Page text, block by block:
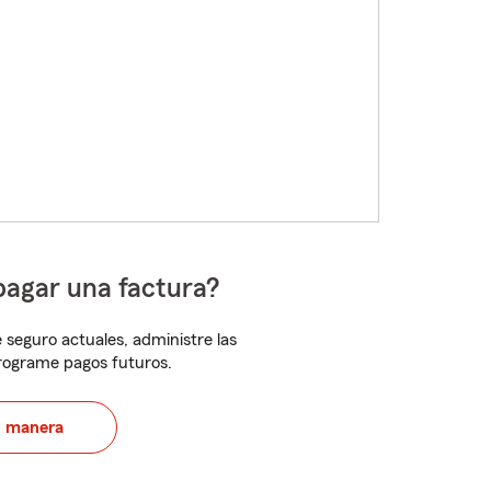
una factura?
actuales, administre las
pagos futuros.
manera